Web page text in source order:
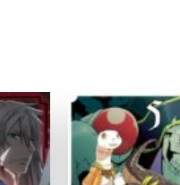
Ajouter
wishlist